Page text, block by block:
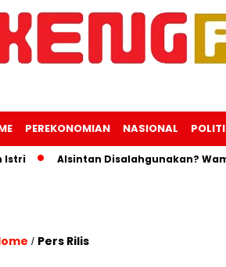
PEREKONOMIAN NASIONAL
Alsintan Disalahgunakan?
/ Pers Rilis